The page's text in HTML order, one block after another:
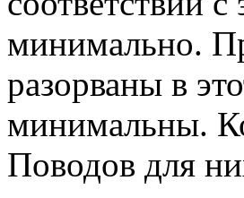
минимально.
разорваны в
минимальны.
Поводов для